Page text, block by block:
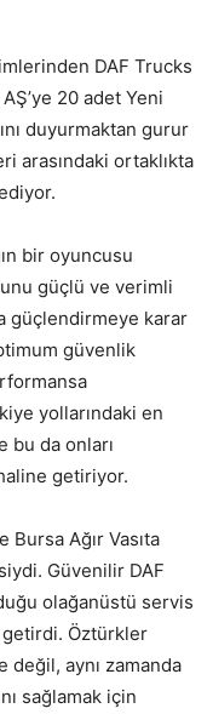
DAF Trucks
20 adet Yeni
duyurmaktan gurur
arasındaki ortaklıkta
bir oyuncusu
güçlü ve verimli
güçlendirmeye karar
güvenlik
yollarındaki en
bu da onları
getiriyor.
Ağır Vasıta
Güvenilir DAF
olağanüstü servis
getirdi. Öztürkler
değil, aynı zamanda
sağlamak için